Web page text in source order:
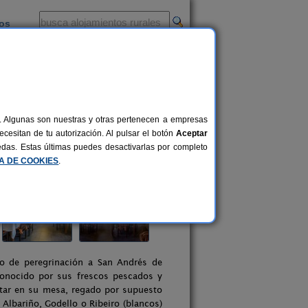
de peregrinación a San Andrés de
por sus frescos pescados y
en su mesa, regado por supuesto
Godello o Ribeiro (blancos)
son nuestras y otras pertenecen a empresas
de tu autorización. Al pulsar el botón Aceptar
Estas últimas puedes desactivarlas por completo
DE COOKIES.